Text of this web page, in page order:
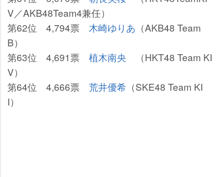
V／AKB48Team4兼任）
第62位 4,794票 木崎ゆりあ （AKB48 Team
B）
第63位 4,691票 植木南央 （HKT48 Team KI
V）
第64位 4,666票 荒井優希 （SKE48 Team KI
I）